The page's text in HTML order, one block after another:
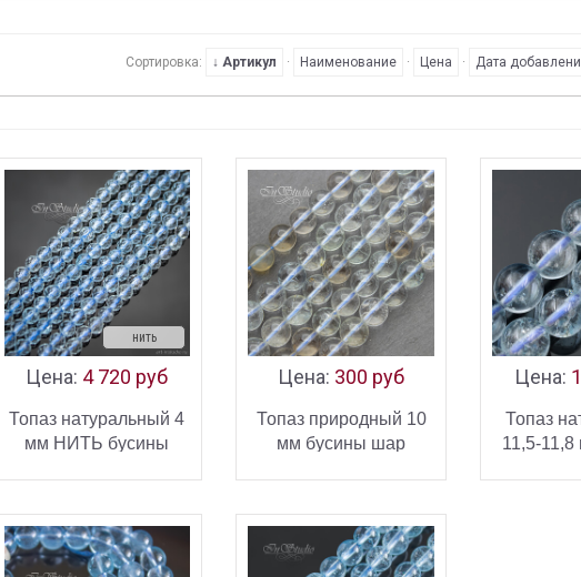
Сортировка: ↓ Артикул · Наименование · Цена · Дата
нить
Цена: 4 720 руб
Топаз натуральный 4
мм НИТЬ бусины
В КОРЗИНУ
КУПИТЬ
Цена: 300 руб
Топаз природный 10
мм бусины шар
В КОРЗИНУ
КУПИТЬ
Цена:
Топаз
11,5-
В